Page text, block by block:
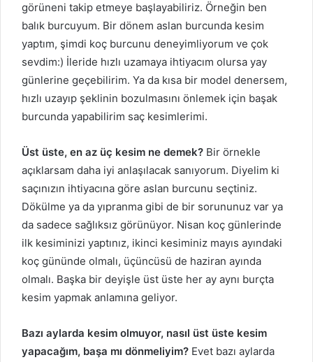
görüneni takip etmeye başlayabiliriz. Örneğin ben
balık burcuyum. Bir dönem aslan burcunda kesim
yaptım, şimdi koç burcunu deneyimliyorum ve çok
sevdim:) İleride hızlı uzamaya ihtiyacım olursa yay
günlerine geçebilirim. Ya da kısa bir model denersem,
hızlı uzayıp şeklinin bozulmasını önlemek için başak
burcunda yapabilirim saç kesimlerimi.
Üst üste, en az üç kesim ne demek? Bir örnekle
açıklarsam daha iyi anlaşılacak sanıyorum. Diyelim ki
saçınızın ihtiyacına göre aslan burcunu seçtiniz.
Dökülme ya da yıpranma gibi de bir sorununuz var ya
da sadece sağlıksız görünüyor. Nisan koç günlerinde
ilk kesiminizi yaptınız, ikinci kesiminiz mayıs ayındaki
koç gününde olmalı, üçüncüsü de haziran ayında
olmalı. Başka bir deyişle üst üste her ay aynı burçta
kesim yapmak anlamına geliyor.
Bazı aylarda kesim olmuyor, nasıl üst üste kesim
yapacağım, başa mı dönmeliyim? Evet bazı aylarda